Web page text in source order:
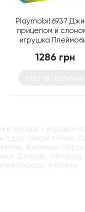
Playmobil 6937
прицепом и
игрушка
1286 грн
в Африке - игровой
доставкой в Киев,
Житомир,
Донецк, Ужгород,
города Украины